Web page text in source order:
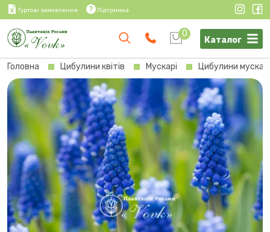
Гуртові замовлення Підтримка
0
Каталог
Головна Цибулини квітів Мускарі Цибулини